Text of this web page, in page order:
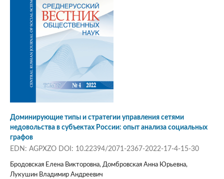
Доминирующие типы и стратегии управления сетями
недовольства в субъектах России: опыт анализа социальных
графов
EDN: AGPXZO DOI: 10.22394/2071-2367-2022-17-4-15-30
Бродовская Елена Викторовна, Домбровская Анна Юрьевна,
Лукушин Владимир Андреевич